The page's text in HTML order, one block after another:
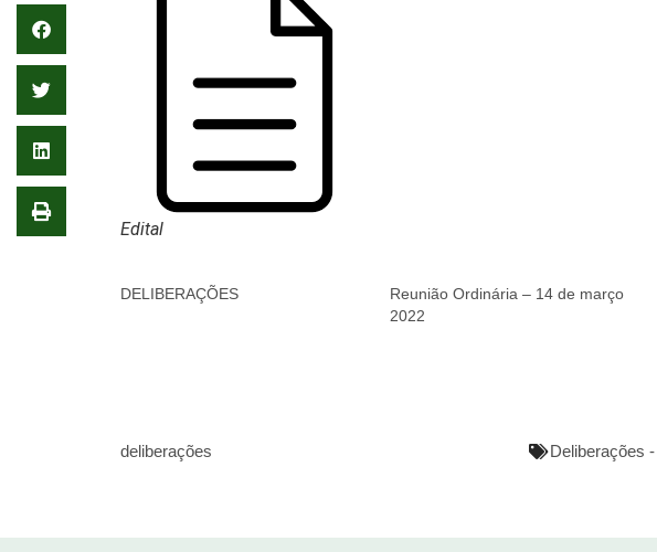
Edital
DELIBERAÇÕES
Reunião Ordinária – 14 de março
2022
deliberações Deliberações